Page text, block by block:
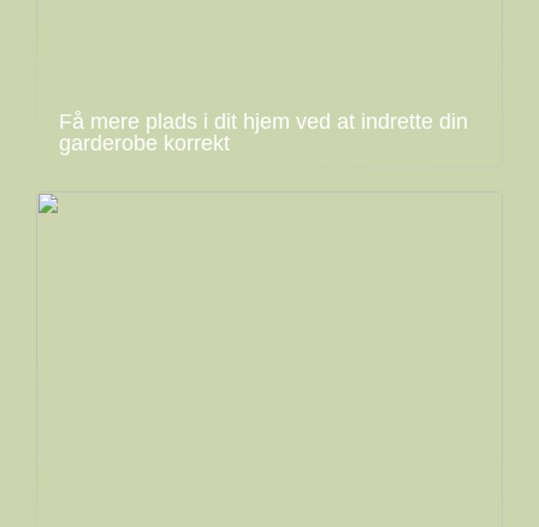
Få mere plads i dit hjem ved at indrette din
garderobe korrekt